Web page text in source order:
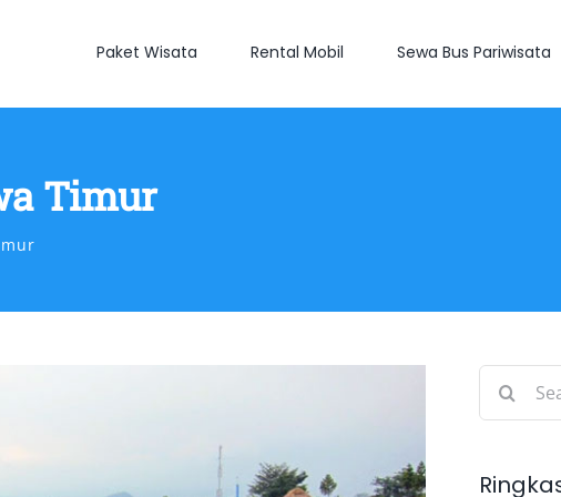
Paket Wisata Rental Mobil Sewa Bus Pariwisata
Timur
Search